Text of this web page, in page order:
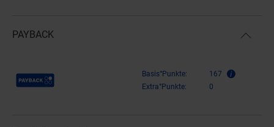
PAYBACK
Payback Punkte Basis°Punkte:
167
Extra°Punkte:
0